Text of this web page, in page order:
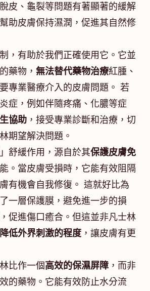
皮、龜裂等問題有著顯著的緩解
助皮膚保持濕潤，促進其自然修
，有助於我們正確使用它。它並
藥物， 無法替代藥物治療紅腫、
專業醫療介入的皮膚問題。 若
症，例如伴隨疼痛、化膿等症
協助 ，接受專業診斷和治療，切
期望解決問題。
舒緩作用，源自於其保護皮膚免
。當皮膚受損時，它能有效阻隔
有機會自我修復。 這就好比為
一層保護膜，避免進一步的損
促進傷口癒合。但這並非凡士林
降低外界刺激的程度 ，讓皮膚有更
比作一個高效的保濕屏障 ，而非
的藥物。它能有效防止水分流